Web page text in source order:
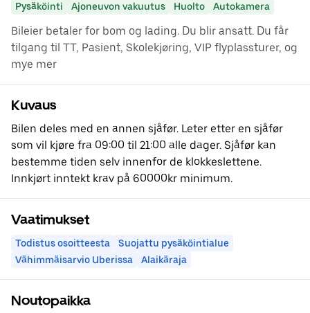
Pysäköinti Ajoneuvon vakuutus Huolto Autokamera
Bileier betaler for bom og lading. Du blir ansatt. Du får
tilgang til TT, Pasient, Skolekjøring, VIP flyplassturer, og
mye mer
Kuvaus
Bilen deles med en annen sjåfør. Leter etter en sjåfør
som vil kjøre fra 09:00 til 21:00 alle dager. Sjåfør kan
bestemme tiden selv innenfor de klokkeslettene.
Innkjørt inntekt krav på 60000kr minimum.
Vaatimukset
Todistus osoitteesta
Suojattu pysäköintialue
Vähimmäisarvio Uberissa
Alaikäraja
Noutopaikka